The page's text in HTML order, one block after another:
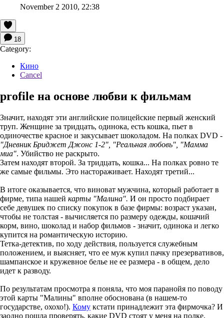
November 2 2010, 22:38
18
Category:
Кино
Cancel
profile на основе любви к фильмам
Значит, находят эти английские полицейские первый женский
труп. Женщине за тридцать, одинока, есть кошка, пьет в
одиночестве красное и закусывает шоколадом. На полках DVD -
"Дневник Бриджет Джонс 1-2", "Реальная любовь", "Мамма
миа". Убийство не раскрыто.
Затем находят второй. За тридцать, кошка... На полках ровно те
же самые фильмы. Это настораживает. Находят третий...
В итоге оказывается, что виноват мужчина, который работает в
фирме, типа нашей карты "Малина". И он просто подбирает
себе девушек по списку покупок в базе фирмы: возраст указан,
чтобы не толстая - вычисляется по размеру одежды, кошачий
корм, вино, шоколад и набор фильмов - значит, одинока и легко
купится на романтическую историю.
Тетка-детектив, по ходу действия, пользуется служебным
положением, и выясняет, что ее муж купил пачку презервативов,
шампанское и кружевное белье не ее размера - в общем, дело
идет к разводу.
По результатам просмотра я поняла, что моя паранойя по поводу
этой карты "Малины" вполне обоснована (в нашем-то
государстве, охохо!). Кому кстати принадлежит эта фирмочка? И
заодно пошла проверять, какие DVD стоят у меня на полке.